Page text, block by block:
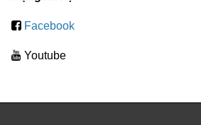
Facebook
Youtube